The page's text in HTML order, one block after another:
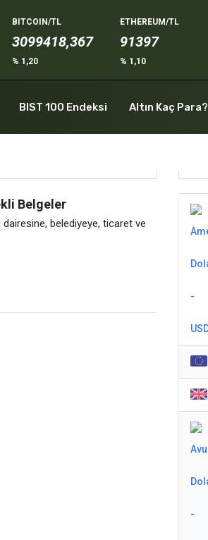
BITCOIN/TL
3099418,367
% 1,20
ETHEREUM/TL
91397
% 1,10
BIST 100 Endeksi Altın Kaç Para?
Belgeler
belediyeye, ticaret ve